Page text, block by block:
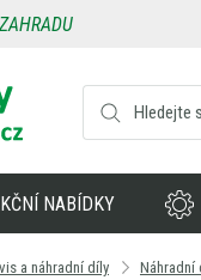
NABÍDKY
a náhradní díly Náhradní